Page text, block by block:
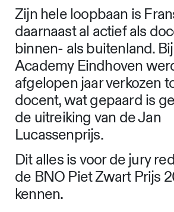
Zijn hele loopbaan is
daarnaast al actief als
binnen- als buitenland.
Academy Eindhoven
afgelopen jaar verkozen
docent, wat gepaard is
de uitreiking van de Jan
Lucassenprijs.
Dit alles is voor de jury
de BNO Piet Zwart Prijs
kennen.